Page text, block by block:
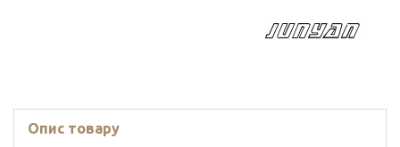
Опис товару